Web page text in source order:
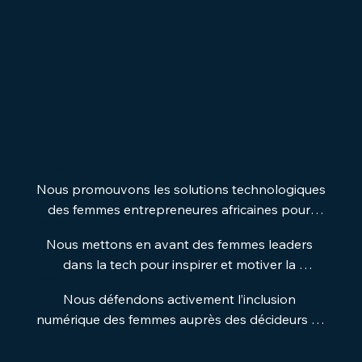
Nous promouvons les solutions technologiques
des femmes entrepreneures africaines pour
création d'emplois.
Nous mettons en avant des femmes leaders
dans la tech pour inspirer et motiver la
Nous défendons activement l’inclusion
numérique des femmes auprès des décideurs et